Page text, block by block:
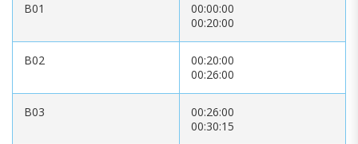
B01
00:00:00
00:20:00
B02
00:20:00
00:26:00
B03
00:26:00
00:30:15